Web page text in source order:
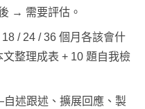
→ 需要評估。
/ 24 / 36 個月各該會什
整理成表 + 10 題自我檢
述跟述、擴展回應、製